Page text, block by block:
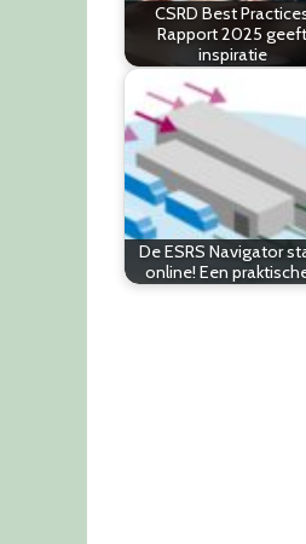
CSRD Best
Rapport 2025 geeft
inspiratie
De ESRS Navigator
online! Een